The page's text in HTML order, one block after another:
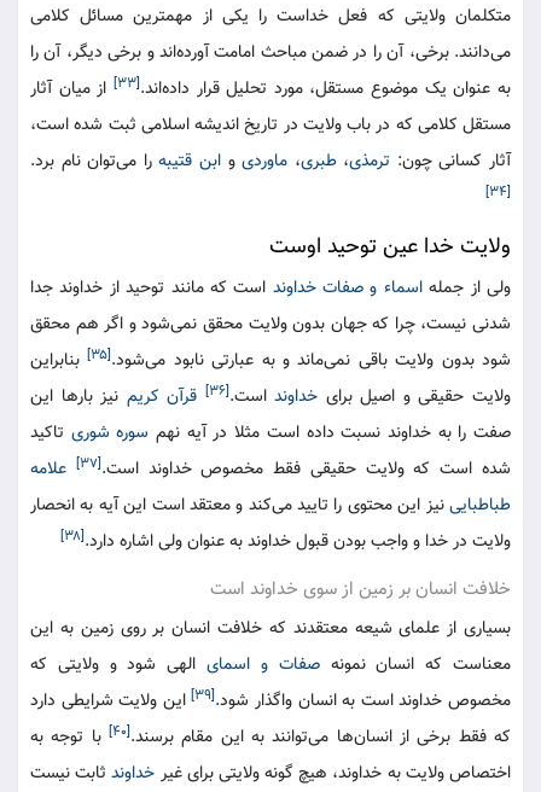
متکلمان ولایتی که فعل خداست را یکی از مهمترین مسائل کلامی
می‌دانند. برخی، آن را در ضمن مباحث امامت آورده‌اند و برخی دیگر، آن را
به عنوان یک موضوع مستقل، مورد تحلیل قرار داده‌اند.[۳۳]
از میان آثار
مستقل کلامی که در باب ولایت در تاریخ اندیشه اسلامی ثبت شده است،
آثار کسانی چون: ترمذی،طبری، ماوردیوابن قتیبهرا می‌توان نام برد.
[۳۴]
ولایت خدا عین توحید اوست
ولی از جملهاسماء و صفات خداوند است که مانند توحید از خداوند جدا
شدنی نیست، چرا که جهان بدون ولایت محقق نمی‌شود و اگر هم محقق
شود بدون ولایت باقی نمی‌ماند و به عبارتی نابود می‌شود.[۳۵]
بنابراین
ولایت حقیقی و اصیل برای خداونداست.[۳۶] قرآن کریم نیز بارها این
صفت را به خداوند نسبت داده است مثلا در آیه نهم سوره شوری تاکید
شده است که ولایت حقیقی فقط مخصوص‌ خداوند است.[۳۷]
علامه
طباطبایینیز این محتوی را تایید می‌کند و معتقد است این آیه به انحصار
ولایت در خدا و واجب بودن قبول خداوند به عنوان ولی اشاره دارد.[۳۸]
خلافت انسان بر زمین از سوی خداوند است
بسیاری از علمای شیعه معتقدند که خلافت انسان بر روی زمین به این
معناست که انسان نمونهصفات و اسمایالهی شود و ولایتی که
مخصوص خداوند است به انسان واگذار شود.[۳۹]
این ولایت شرایطی دارد
که فقط برخی از انسان‌ها می‌توانند به این مقام برسند.[۴۰]
با توجه به
اختصاص ولایت به خداوند، هیچ گونه ولایتی برای غیر خداوندثابت نیست